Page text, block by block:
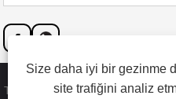
Telif Hakkı © 2023 Dongguan
Size daha iyi bir gezinme
site trafiğini analiz